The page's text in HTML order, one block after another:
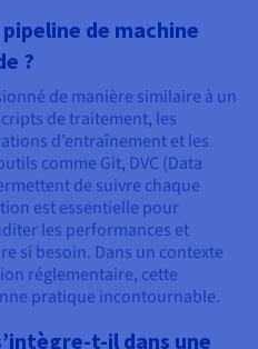
de machine
?
de manière similaire à un
de traitement, les
d’entraînement et les
comme Git, DVC (Data
de suivre chaque
est essentielle pour
les performances et
si besoin. Dans un contexte
réglementaire, cette
pratique incontournable.
t-il dans une